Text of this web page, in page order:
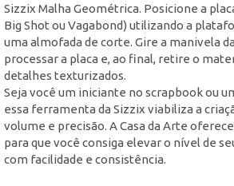
Sizzix Malha Geométrica. Posicione a
Big Shot ou Vagabond) utilizando a
uma almofada de corte. Gire a manivela
processar a placa e, ao final, retire o
detalhes texturizados.
Seja você um iniciante no scrapbook ou
essa ferramenta da Sizzix viabiliza a
volume e precisão. A Casa da Arte
para que você consiga elevar o nível de
com facilidade e consistência.